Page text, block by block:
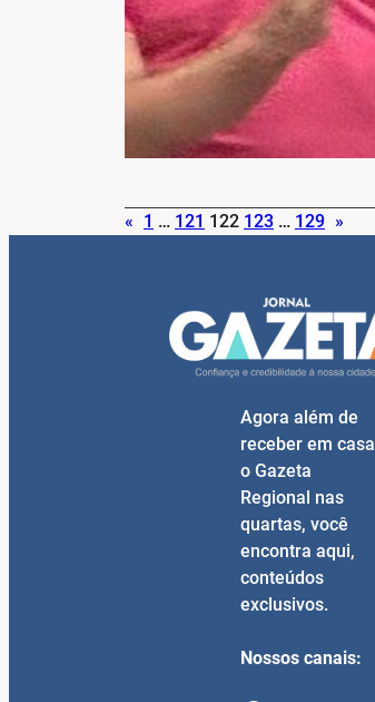
« 1 … 121 122 123 … 129 »
Agora além de
receber em casa
o Gazeta
Regional nas
quartas, você
encontra aqui,
conteúdos
exclusivos.
Nossos canais: